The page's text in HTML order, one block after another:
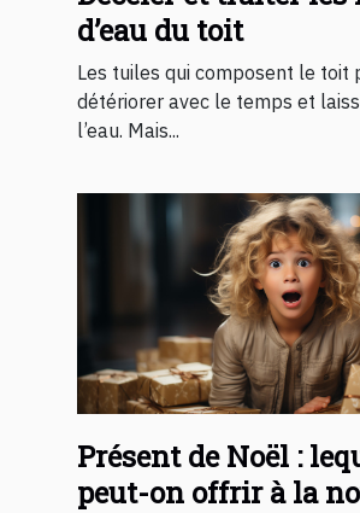
d’eau du toit
Les tuiles qui composent le toit
détériorer avec le temps et
l’eau. Mais...
Présent de Noël :
peut-on offrir à la